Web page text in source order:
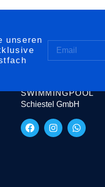
unseren
SWIMMINGPOOL
Schiestel GmbH